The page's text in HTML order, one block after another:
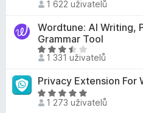
2
5
í
:
4
,
8
5
e
n
í
3
,
3
o
d
n
o
c
n
1 622 uživatelů
Wordtune: AI Writing,
Grammar Tool
H
o
d
n
o
1 331 uživatelů
Privacy Extension For
H
o 1 273 uživatelů